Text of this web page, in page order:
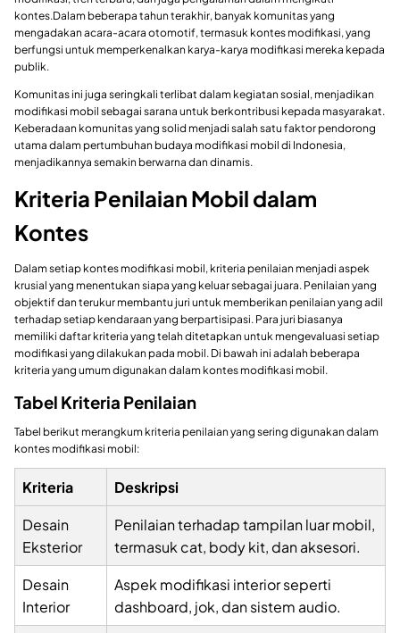
kontes.Dalam beberapa tahun terakhir, banyak komunitas yang
mengadakan acara-acara otomotif, termasuk kontes modifikasi, yang
berfungsi untuk memperkenalkan karya-karya modifikasi mereka kepada
publik.
Komunitas ini juga seringkali terlibat dalam kegiatan sosial, menjadikan
modifikasi mobil sebagai sarana untuk berkontribusi kepada masyarakat.
Keberadaan komunitas yang solid menjadi salah satu faktor pendorong
utama dalam pertumbuhan budaya modifikasi mobil di Indonesia,
menjadikannya semakin berwarna dan dinamis.
Kriteria Penilaian Mobil dalam
Kontes
Dalam setiap kontes modifikasi mobil, kriteria penilaian menjadi aspek
krusial yang menentukan siapa yang keluar sebagai juara. Penilaian yang
objektif dan terukur membantu juri untuk memberikan penilaian yang adil
terhadap setiap kendaraan yang berpartisipasi. Para juri biasanya
memiliki daftar kriteria yang telah ditetapkan untuk mengevaluasi setiap
modifikasi yang dilakukan pada mobil. Di bawah ini adalah beberapa
kriteria yang umum digunakan dalam kontes modifikasi mobil.
Tabel Kriteria Penilaian
Tabel berikut merangkum kriteria penilaian yang sering digunakan dalam
kontes modifikasi mobil:
Kriteria
Deskripsi
Desain
Eksterior
Penilaian terhadap tampilan luar mobil,
termasuk cat, body kit, dan aksesori.
Desain
Interior
Aspek modifikasi interior seperti
dashboard, jok, dan sistem audio.